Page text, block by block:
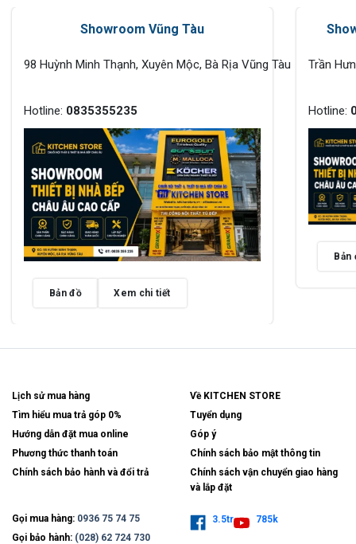
Showroom Vũng Tàu
98 Huỳnh Minh Thạnh, Xuyên Mộc, Bà Rịa Vũng Tàu
Hotline: 0835355235
Bản đồ Xem chi tiết
Trần
Hotline:
Bản
Lịch sử mua hàng
Tìm hiểu mua trả góp 0%
Hướng dẫn đặt mua online
Phương thức thanh toán
Chính sách bảo hành và đổi trả
Về KITCHEN STORE
Tuyển dụng
Góp ý
Chính sách bảo mật thông tin
Chính sách vận chuyển giao hàng
và lắp đặt
Gọi mua hàng: 0936 75 74 75
Gọi bảo hành: (028) 62 724 730
3.5tr 785k